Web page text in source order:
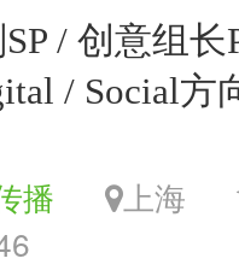
/ 创意组长
/ Social方
播
上海